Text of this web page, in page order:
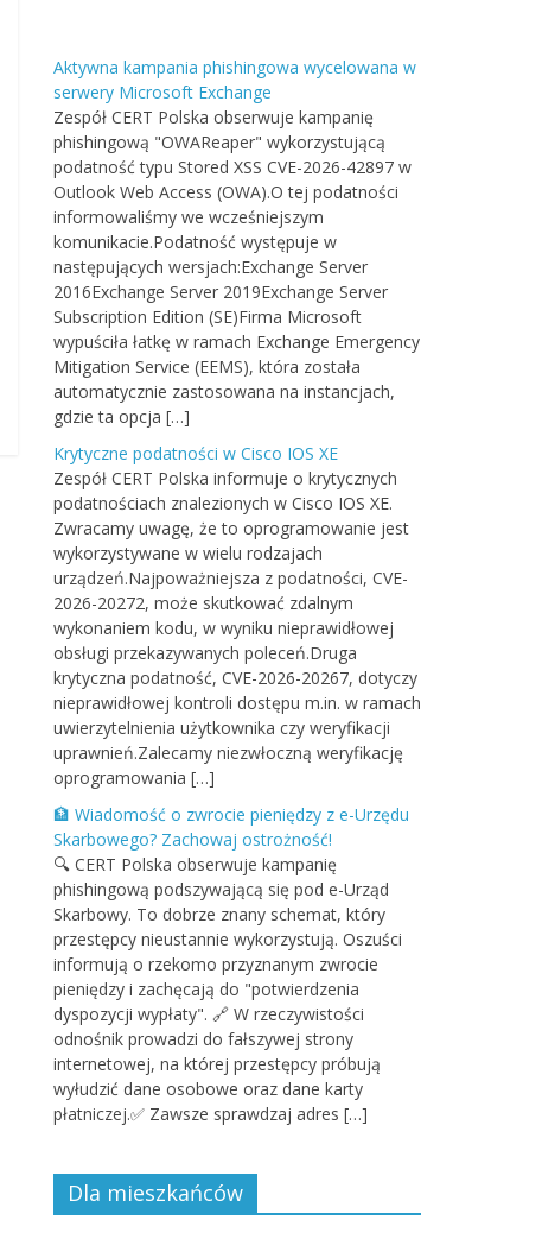
Aktywna kampania phishingowa wycelowana w
serwery Microsoft Exchange
Zespół CERT Polska obserwuje kampanię
phishingową "OWAReaper" wykorzystującą
podatność typu Stored XSS CVE-2026-42897 w
Outlook Web Access (OWA).O tej podatności
informowaliśmy we wcześniejszym
komunikacie.Podatność występuje w
następujących wersjach:Exchange Server
2016Exchange Server 2019Exchange Server
Subscription Edition (SE)Firma Microsoft
wypuściła łatkę w ramach Exchange Emergency
Mitigation Service (EEMS), która została
automatycznie zastosowana na instancjach,
gdzie ta opcja […]
Krytyczne podatności w Cisco IOS XE
Zespół CERT Polska informuje o krytycznych
podatnościach znalezionych w Cisco IOS XE.
Zwracamy uwagę, że to oprogramowanie jest
wykorzystywane w wielu rodzajach
urządzeń.Najpoważniejsza z podatności, CVE-
2026-20272, może skutkować zdalnym
wykonaniem kodu, w wyniku nieprawidłowej
obsługi przekazywanych poleceń.Druga
krytyczna podatność, CVE-2026-20267, dotyczy
nieprawidłowej kontroli dostępu m.in. w ramach
uwierzytelnienia użytkownika czy weryfikacji
uprawnień.Zalecamy niezwłoczną weryfikację
oprogramowania […]
🏦 Wiadomość o zwrocie pieniędzy z e-Urzędu
Skarbowego? Zachowaj ostrożność!
🔍 CERT Polska obserwuje kampanię
phishingową podszywającą się pod e-Urząd
Skarbowy. To dobrze znany schemat, który
przestępcy nieustannie wykorzystują. Oszuści
informują o rzekomo przyznanym zwrocie
pieniędzy i zachęcają do "potwierdzenia
dyspozycji wypłaty". 🔗 W rzeczywistości
odnośnik prowadzi do fałszywej strony
internetowej, na której przestępcy próbują
wyłudzić dane osobowe oraz dane karty
płatniczej.✅ Zawsze sprawdzaj adres […]
Dla mieszkańców